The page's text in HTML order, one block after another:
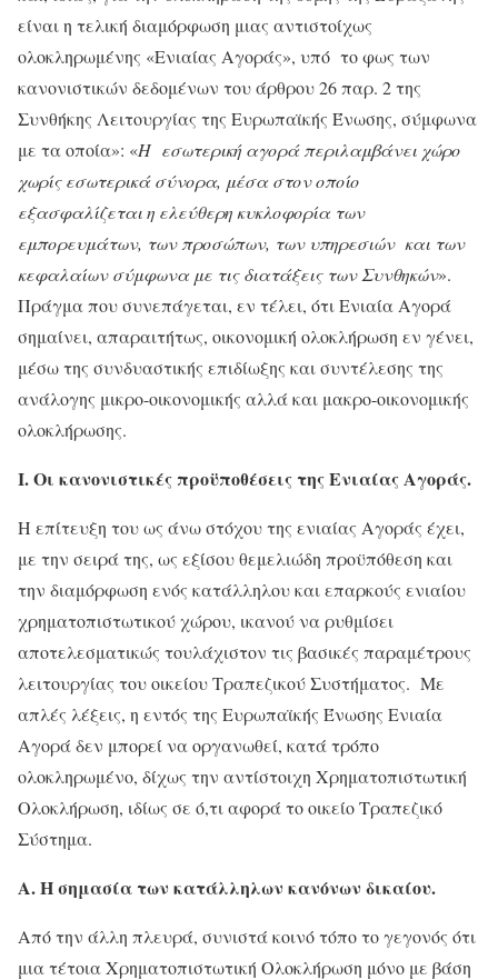
είναι η τελική διαμόρφωση μιας αντιστοίχως
ολοκληρωμένης «Ενιαίας Αγοράς», υπό το φως των
κανονιστικών δεδομένων του άρθρου 26 παρ. 2 της
Συνθήκης Λειτουργίας της Ευρωπαϊκής Ένωσης, σύμφωνα
με τα οποία»: «Η εσωτερική αγορά περιλαμβάνει χώρο
χωρίς εσωτερικά σύνορα, μέσα στον οποίο
εξασφαλίζεται η ελεύθερη κυκλοφορία των
εμπορευμάτων, των προσώπων, των υπηρεσιών και των
κεφαλαίων σύμφωνα με τις διατάξεις των Συνθηκών».
Πράγμα που συνεπάγεται, εν τέλει, ότι Ενιαία Αγορά
σημαίνει, απαραιτήτως, οικονομική ολοκλήρωση εν γένει,
μέσω της συνδυαστικής επιδίωξης και συντέλεσης της
ανάλογης μικρο-οικονομικής αλλά και μακρο-οικονομικής
ολοκλήρωσης.
Ι. Οι κανονιστικές προϋποθέσεις της Ενιαίας Αγοράς.
Η επίτευξη του ως άνω στόχου της ενιαίας Αγοράς έχει,
με την σειρά της, ως εξίσου θεμελιώδη προϋπόθεση και
την διαμόρφωση ενός κατάλληλου και επαρκούς ενιαίου
χρηματοπιστωτικού χώρου, ικανού να ρυθμίσει
αποτελεσματικώς τουλάχιστον τις βασικές παραμέτρους
λειτουργίας του οικείου Τραπεζικού Συστήματος. Με
απλές λέξεις, η εντός της Ευρωπαϊκής Ένωσης Ενιαία
Αγορά δεν μπορεί να οργανωθεί, κατά τρόπο
ολοκληρωμένο, δίχως την αντίστοιχη Χρηματοπιστωτική
Ολοκλήρωση, ιδίως σε ό,τι αφορά το οικείο Τραπεζικό
Σύστημα.
Α. Η σημασία των κατάλληλων κανόνων δικαίου.
Από την άλλη πλευρά, συνιστά κοινό τόπο το γεγονός ότι
μια τέτοια Χρηματοπιστωτική Ολοκλήρωση μόνο με βάση